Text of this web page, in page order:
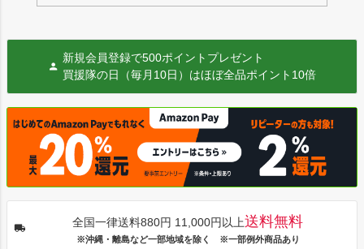
新規会員登録で500ポイントプレゼント
買援隊の日（毎月10日）はほぼ全品ポイント10倍
全国一律送料880円 11,000円以上送料無料
※沖縄・離島など一部地域を除く ※一部例外商品あり